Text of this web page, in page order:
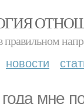
правильном
новости
мне